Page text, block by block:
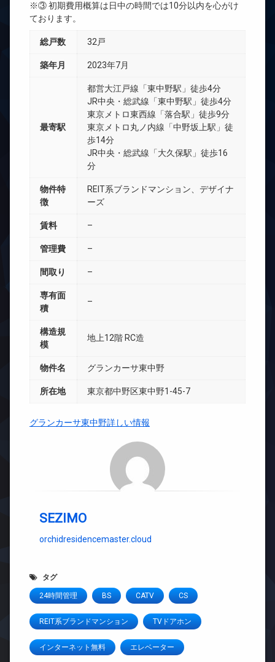
※③ 初期費用概算は日中の時間では10分以内を心がけ
ております。
総戸数 32戸
築年月 2023年7月
最寄駅
都営大江戸線「東中野駅」徒歩4分
JR中央・総武線「東中野駅」徒歩4分
東京メトロ東西線「落合駅」徒歩9分
東京メトロ丸ノ内線「中野坂上駅」徒
歩14分
JR中央・総武線「大久保駅」徒歩16
分
物件特
徴
REIT系ブランドマンション、デザイナ
ーズ
賃料 –
管理費 –
間取り –
専有面
積
–
構造規
模
地上12階 RC造
物件名 グランカーサ東中野
所在地 東京都中野区東中野1-45-7
グランカーサ東中野詳しい情報
SEZIMO
orchidresidencemaster.cloud
タグ
24時間管理 BS CATV CS
REIT系ブランドマンション TVドアホン
インターネット無料 エレベーター